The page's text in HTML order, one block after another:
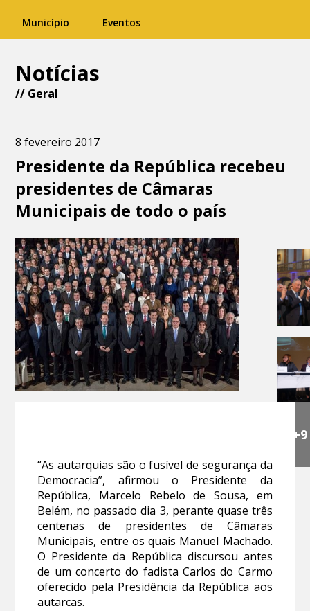
Município Eventos
Notícias
// Geral
8 fevereiro 2017
Presidente da República recebeu
presidentes de Câmaras
Municipais de todo o país
+9
“As autarquias são o fusível de segurança da
Democracia”, afirmou o Presidente da
República, Marcelo Rebelo de Sousa, em
Belém, no passado dia 3, perante quase três
centenas de presidentes de Câmaras
Municipais, entre os quais Manuel Machado.
O Presidente da República discursou antes
de um concerto do fadista Carlos do Carmo
oferecido pela Presidência da República aos
autarcas.